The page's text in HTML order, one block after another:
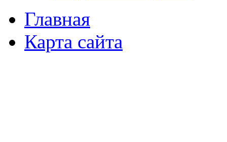
Главная
Карта сайта